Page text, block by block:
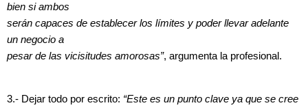
bien si ambos
serán capaces de establecer los límites y poder llevar adelante
un negocio a
pesar de las vicisitudes amorosas”, argumenta la profesional.
3.- Dejar todo por escrito: “Este es un punto clave ya que se cree